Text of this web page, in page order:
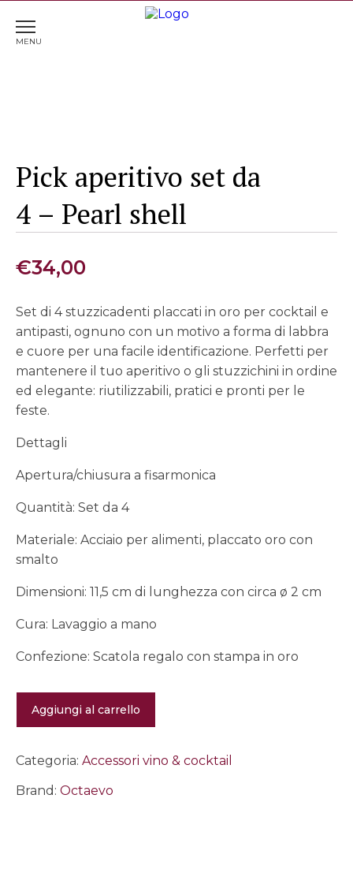
Home Accessori vino & cocktail
da 4 – Pearl shell
Pick aperitivo set da
4 – Pearl shell
€34,00
Set di 4 stuzzicadenti placcati in oro per cocktail e
antipasti, ognuno con un motivo a forma di labbra
e cuore per una facile identificazione. Perfetti per
mantenere il tuo aperitivo o gli stuzzichini in ordine
ed elegante: riutilizzabili, pratici e pronti per le
feste.
Dettagli
Apertura/chiusura a fisarmonica
Quantità: Set da 4
Materiale: Acciaio per alimenti, placcato oro con
smalto
Dimensioni: 11,5 cm di lunghezza con circa ø 2 cm
Cura: Lavaggio a mano
Confezione: Scatola regalo con stampa in oro
aperitivo
set
4
Pearl
Aggiungi al carrello
Categoria: Accessori vino & cocktail
Brand: Octaevo